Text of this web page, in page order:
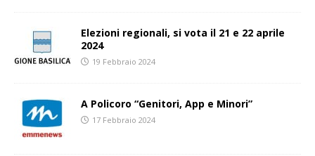
Elezioni regionali, si vota il 21 e 22 aprile
2024
19 Febbraio 2024
A Policoro “Genitori, App e Minori”
17 Febbraio 2024